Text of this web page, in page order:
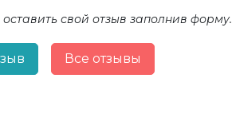
свой отзыв заполнив форму.
Все отзывы